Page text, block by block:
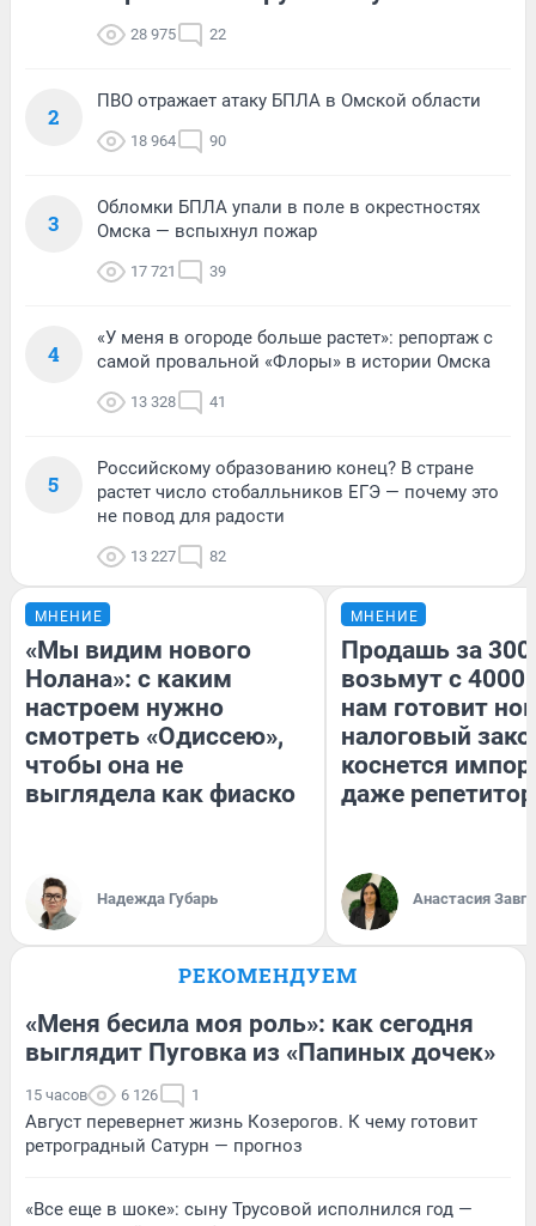
28 975 22
2
ПВО отражает атаку БПЛА в Омской области
18 964 90
3
Обломки БПЛА упали в поле в окрестностях
Омска — вспыхнул пожар
17 721 39
4
«У меня в огороде больше растет»: репортаж с
самой провальной «Флоры» в истории Омска
13 328 41
5
Российскому образованию конец? В стране
растет число стобалльников ЕГЭ — почему это
не повод для радости
13 227 82
МНЕНИЕ
«Мы видим нового
Нолана»: с каким
настроем нужно
смотреть «Одиссею»,
чтобы она не
выглядела как фиаско
Надежда Губарь
МНЕНИЕ
Продашь за
возьмут с
нам готовит
налоговый
коснется
даже
Анастасия
РЕКОМЕНДУЕМ
«Меня бесила моя роль»: как сегодня
выглядит Пуговка из «Папиных дочек»
15 часов 6 126 1
Август перевернет жизнь Козерогов. К чему готовит
ретроградный Сатурн — прогноз
«Все еще в шоке»: сыну Трусовой исполнился год —